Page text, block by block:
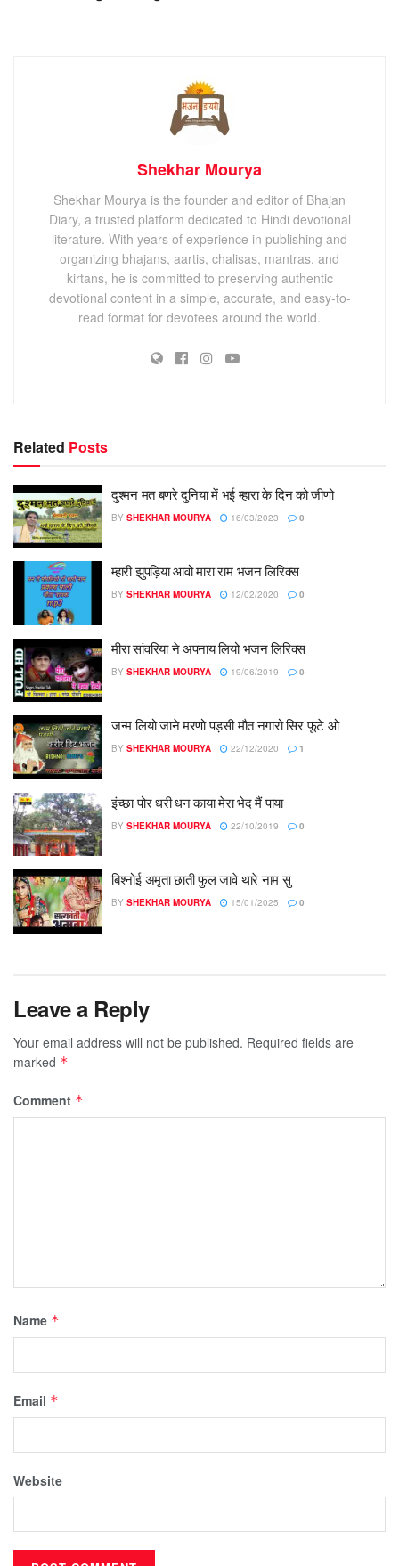
Shekhar Mourya
Shekhar Mourya is the founder and editor of Bhajan
Diary, a trusted platform dedicated to Hindi devotional
literature. With years of experience in publishing and
organizing bhajans, aartis, chalisas, mantras, and
kirtans, he is committed to preserving authentic
devotional content in a simple, accurate, and easy-to-
read format for devotees around the world.
Related Posts
दुश्मन मत बणरे दुनिया में भई म्हारा के दिन को जीणो
BY SHEKHAR MOURYA 16/03/2023 0
म्हारी झुपड़िया आवो मारा राम भजन लिरिक्स
BY SHEKHAR MOURYA 12/02/2020 0
मीरा सांवरिया ने अपनाय लियो भजन लिरिक्स
BY SHEKHAR MOURYA 19/06/2019 0
जन्म लियो जाने मरणो पड़सी मौत नगारो सिर फूटे ओ
BY SHEKHAR MOURYA 22/12/2020 1
इंच्छा पोर धरी धन काया मेरा भेद मैं पाया
BY SHEKHAR MOURYA 22/10/2019 0
बिश्नोई अमृता छाती फुल जावे थारे नाम सु
BY SHEKHAR MOURYA 15/01/2025 0
Leave a Reply
Your email address will not be published. Required fields are
marked *
Comment *
Name *
Email *
Website